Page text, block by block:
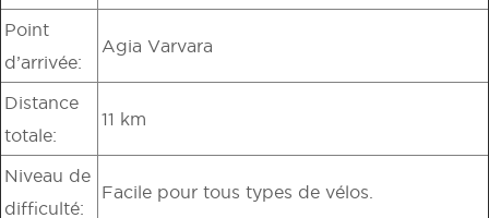
Point
d’arrivée:
Agia Varvara
Distance
totale:
11 km
Niveau de
difficulté:
Facile pour tous types de vélos.